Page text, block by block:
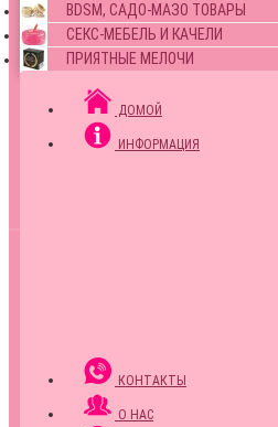
BDSM, САДО-МАЗО ТОВАРЫ
СЕКС-МЕБЕЛЬ И КАЧЕЛИ
ПРИЯТНЫЕ МЕЛОЧИ
ДОМОЙ
ИНФОРМАЦИЯ
КОНТАКТЫ
О НАС